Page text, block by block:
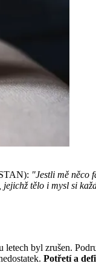
"Jestli mě něco
tělo i mysl si
byl zrušen.
Potřetí a